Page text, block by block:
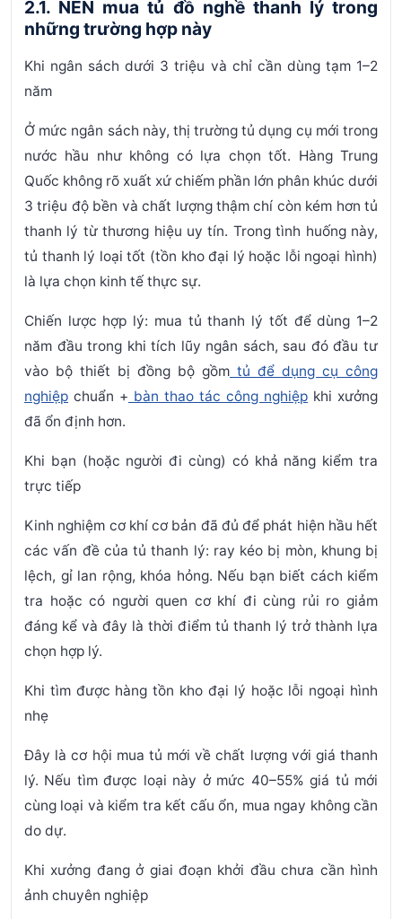
2.1. NÊN mua tủ đồ nghề thanh lý trong
những trường hợp này
Khi ngân sách dưới 3 triệu và chỉ cần dùng tạm 1–2
năm
Ở mức ngân sách này, thị trường tủ dụng cụ mới trong
nước hầu như không có lựa chọn tốt. Hàng Trung
Quốc không rõ xuất xứ chiếm phần lớn phân khúc dưới
3 triệu độ bền và chất lượng thậm chí còn kém hơn tủ
thanh lý từ thương hiệu uy tín. Trong tình huống này,
tủ thanh lý loại tốt (tồn kho đại lý hoặc lỗi ngoại hình)
là lựa chọn kinh tế thực sự.
Chiến lược hợp lý: mua tủ thanh lý tốt để dùng 1–2
năm đầu trong khi tích lũy ngân sách, sau đó đầu tư
vào bộ thiết bị đồng bộ gồm tủ để dụng cụ công
nghiệp chuẩn + bàn thao tác công nghiệp khi xưởng
đã ổn định hơn.
Khi bạn (hoặc người đi cùng) có khả năng kiểm tra
trực tiếp
Kinh nghiệm cơ khí cơ bản đã đủ để phát hiện hầu hết
các vấn đề của tủ thanh lý: ray kéo bị mòn, khung bị
lệch, gỉ lan rộng, khóa hỏng. Nếu bạn biết cách kiểm
tra hoặc có người quen cơ khí đi cùng rủi ro giảm
đáng kể và đây là thời điểm tủ thanh lý trở thành lựa
chọn hợp lý.
Khi tìm được hàng tồn kho đại lý hoặc lỗi ngoại hình
nhẹ
Đây là cơ hội mua tủ mới về chất lượng với giá thanh
lý. Nếu tìm được loại này ở mức 40–55% giá tủ mới
cùng loại và kiểm tra kết cấu ổn, mua ngay không cần
do dự.
Khi xưởng đang ở giai đoạn khởi đầu chưa cần hình
ảnh chuyên nghiệp